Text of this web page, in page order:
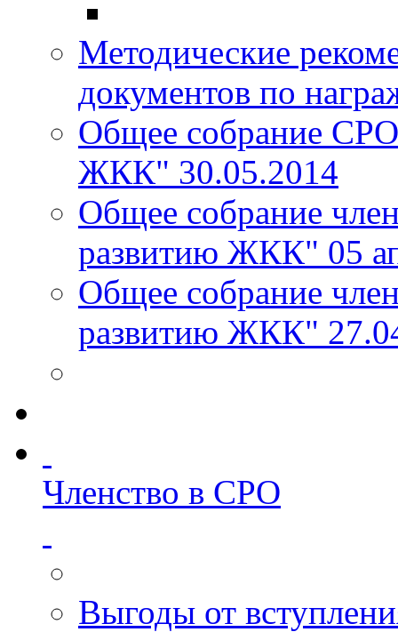
Методические
документов по
Общее собрание
ЖКК" 30.05.2014
Общее собрание
развитию ЖКК" 05
Общее собрание
развитию ЖКК"
Членство в СРО
Выгоды от